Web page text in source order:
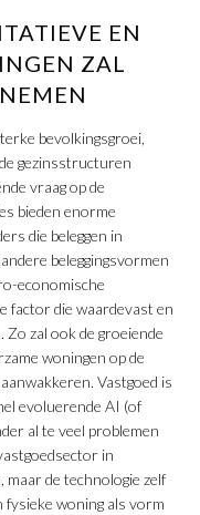
EN
ZAL
bevolkingsgroei,
gezinsstructuren
vraag op de
bieden enorme
die beleggen in
beleggingsvormen
economische
factor die waardevast en
Zo zal ook de groeiende
woningen op de
Vastgoed is
evoluerende AI (of
al te veel problemen
in
de technologie zelf
woning als vorm